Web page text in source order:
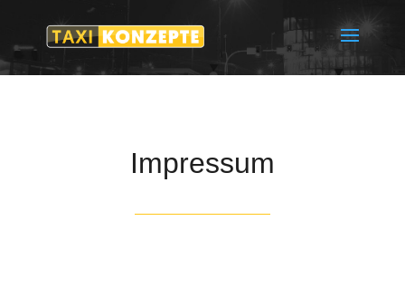
Impressum